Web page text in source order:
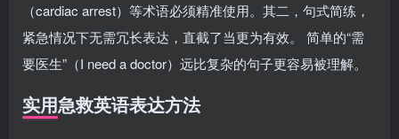
（cardiac arrest）等术语必须精准使用。其二，句式简练，
紧急情况下无需冗长表达，直截了当更为有效。 简单的“需
要医生”（I need a doctor）远比复杂的句子更容易被理解。
实用急救英语表达方法